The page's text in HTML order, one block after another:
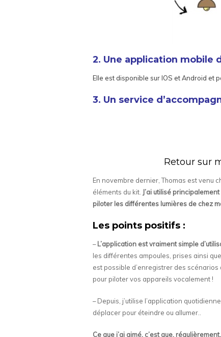
2. Une application mobile
Elle est disponible sur IOS et Android et
3. Un service
Retour sur
En novembre dernier, Thomas est venu
éléments du kit. J’ai utilisé
piloter les différentes lumières de chez
Les points positifs :
–L’application est vraiment simple
les différentes ampoules, prises ainsi
est possible d’enregistrer des scénarios
pour piloter vos appareils vocalement !
– Depuis, j’utilise l’application
déplacer pour éteindre ou allumer..
Ce que j’ai aimé, c’est que,